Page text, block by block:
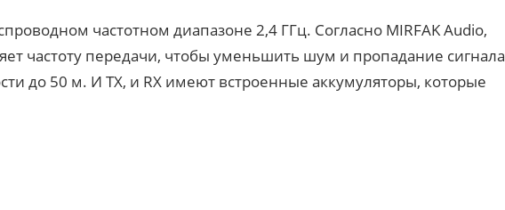
частотном диапазоне 2,4 ГГц. Согласно MIRFAK Audio,
частоту передачи, чтобы уменьшить шум и пропадание сигнала
до 50 м. И TX, и RX имеют встроенные аккумуляторы, которые